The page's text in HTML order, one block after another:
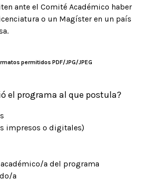
ante el Comité Académico haber
o un Magíster en un país
permitidos PDF/JPG/JPEG
el programa al que postula?
impresos o digitales)
a del programa
a